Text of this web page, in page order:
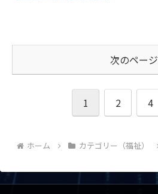
次のページ
1 2 4
ホーム カテゴリー（福祉）